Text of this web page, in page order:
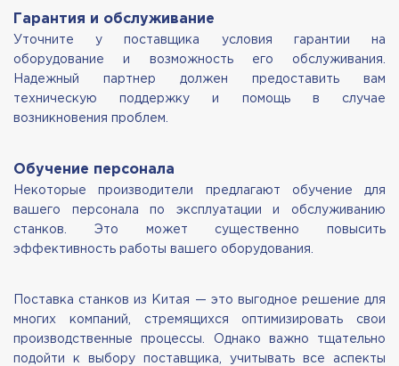
Гарантия и обслуживание
Уточните у поставщика условия гарантии на
оборудование и возможность его обслуживания.
Надежный партнер должен предоставить вам
техническую поддержку и помощь в случае
возникновения проблем.
Обучение персонала
Некоторые производители предлагают обучение для
вашего персонала по эксплуатации и обслуживанию
станков. Это может существенно повысить
эффективность работы вашего оборудования.
Поставка станков из Китая — это выгодное решение для
многих компаний, стремящихся оптимизировать свои
производственные процессы. Однако важно тщательно
подойти к выбору поставщика, учитывать все аспекты